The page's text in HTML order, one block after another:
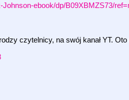
ebook/dp/B09XBMZS73/
czytelnicy, na swój kanał YT.